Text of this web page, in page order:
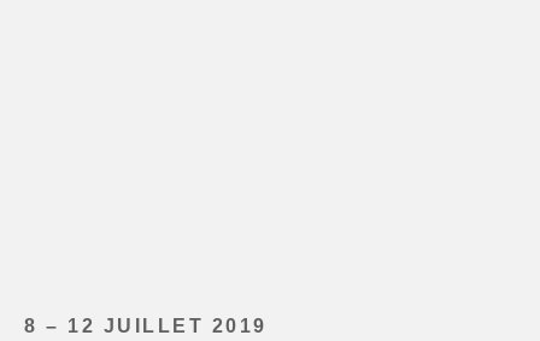
8 – 12 JUILLET 2019